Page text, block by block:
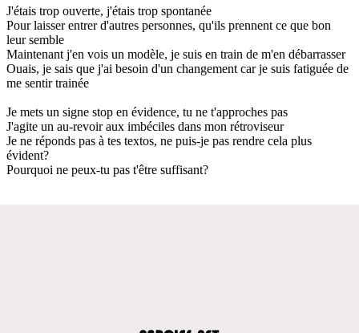
J'étais trop ouverte, j'étais trop spontanée
Pour laisser entrer d'autres personnes, qu'ils prennent ce que bon
leur semble
Maintenant j'en vois un modèle, je suis en train de m'en débarrasser
Ouais, je sais que j'ai besoin d'un changement car je suis fatiguée de
me sentir trainée
Je mets un signe stop en évidence, tu ne t'approches pas
J'agite un au-revoir aux imbéciles dans mon rétroviseur
Je ne réponds pas à tes textos, ne puis-je pas rendre cela plus
évident?
Pourquoi ne peux-tu pas t'être suffisant?